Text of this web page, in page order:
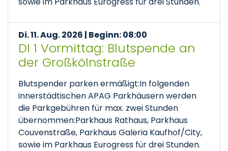
Di. 11. Aug. 2026 | Beginn: 08:00
DI 1 Vormittag: Blutspende an
der Großkölnstraße
Blutspender parken ermäßigt:In folgenden
innerstädtischen APAG Parkhäusern werden
die Parkgebühren für max. zwei Stunden
übernommen:Parkhaus Rathaus, Parkhaus
Couvenstraße, Parkhaus Galeria Kaufhof/City,
sowie im Parkhaus Eurogress für drei Stunden.